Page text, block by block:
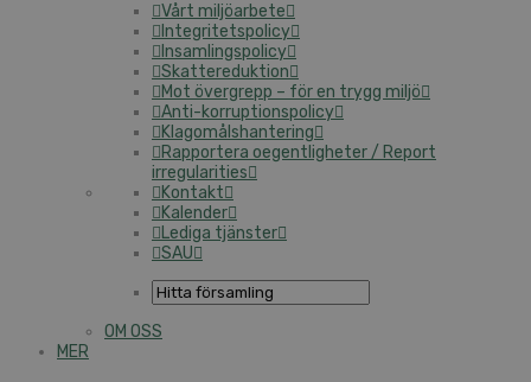
Vårt miljöarbete
Integritetspolicy
Insamlingspolicy
Skattereduktion
Mot övergrepp – för en trygg miljö
Anti-korruptionspolicy
Klagomålshantering
Rapportera oegentligheter / Report
irregularities
Kontakt
Kalender
Lediga tjänster
SAU
OM OSS
MER